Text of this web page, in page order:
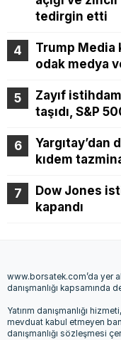
tedirgin etti
Trump Media
odak medya
Zayıf
taşıdı, S&P
kıdem
Dow Jones
kapandı
www.borsatek.com’da yer
danışmanlığı kapsamında
Yatırım danışmanlığı
mevduat kabul etmeyen
danışmanlığı sözleşmesi